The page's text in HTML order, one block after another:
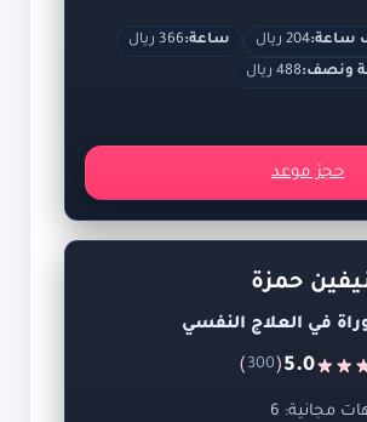
ساعة:204 ريال ساعة:366 ريال
ونصف:488 ريال
حجز موعد
حمزة
في العلاج النفسي
5.0
(
300
)
مجانية: 6